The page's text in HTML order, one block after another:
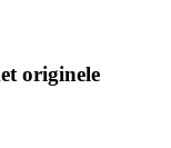
originele